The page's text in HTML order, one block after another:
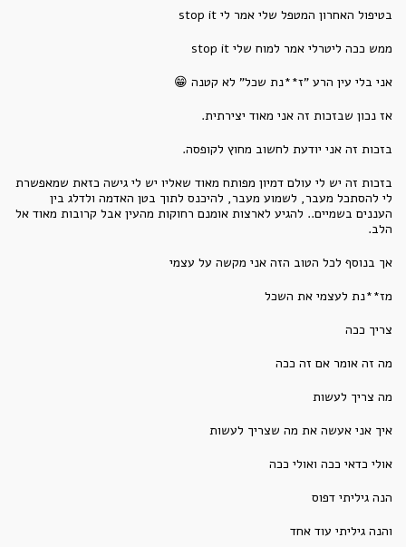
בטיפול האחרון המטפל שלי אמר לי stop it
ממש ככה ליטרלי אמר למוח שלי stop it
אני בלי עין הרע "ז**נת שכל" לא קטנה 😁
אז נכון שבזכות זה אני מאוד יצירתית.
בזכות זה אני יודעת לחשוב מחוץ לקופסה.
בזכות זה יש לי עולם דמיון מפותח מאוד שאליו יש לי גישה כזאת שמאפשרת
לי להסתכל מעבר, לשמוע מעבר, להיכנס לתוך בטן האדמה ולדלג בין
העננים בשמיים.. להגיע לארצות אומנם רחוקות מהעין אבל קרובות מאוד אל
הלב.
אך בנוסף לכל הטוב הזה אני מקשה על עצמי
מז**נת לעצמי את השכל
צריך ככה
מה זה אומר אם זה ככה
מה צריך לעשות
איך אני אעשה את מה שצריך לעשות
אולי כדאי ככה ואולי ככה
הנה גיליתי דפוס
והנה גיליתי עוד אחד